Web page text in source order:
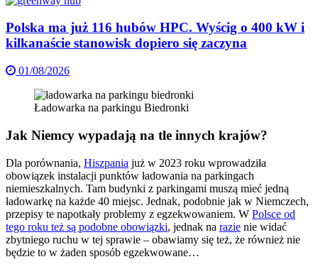
Polska ma już 116 hubów HPC. Wyścig o 400 kW i
kilkanaście stanowisk dopiero się zaczyna
01/08/2026
Ładowarka na parkingu Biedronki
Jak Niemcy wypadają na tle innych krajów?
Dla porównania, Hiszpania już w 2023 roku wprowadziła
obowiązek instalacji punktów ładowania na parkingach
niemieszkalnych. Tam budynki z parkingami muszą mieć jedną
ładowarkę na każde 40 miejsc. Jednak, podobnie jak w Niemczech,
przepisy te napotkały problemy z egzekwowaniem. W Polsce od
tego roku też są podobne obowiązki, jednak na razie nie widać
zbytniego ruchu w tej sprawie – obawiamy się też, że również nie
będzie to w żaden sposób egzekwowane…